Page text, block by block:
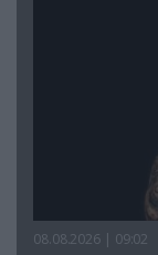
08.08.2026 | 09:02